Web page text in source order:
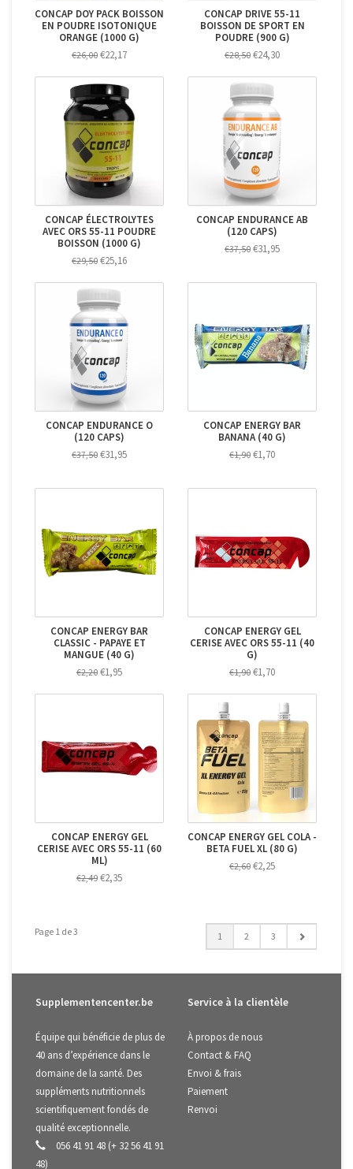
CONCAP DOY PACK BOISSON
EN POUDRE ISOTONIQUE
ORANGE (1000 G)
€26,00 €22,17
CONCAP DRIVE 55-11
BOISSON DE SPORT EN
POUDRE (900 G)
€28,50 €24,30
CONCAP ÉLECTROLYTES
AVEC ORS 55-11 POUDRE
BOISSON (1000 G)
€29,50 €25,16
CONCAP ENDURANCE AB
(120 CAPS)
€37,50 €31,95
CONCAP ENDURANCE O
(120 CAPS)
€37,50 €31,95
CONCAP ENERGY BAR
BANANA (40 G)
€1,90 €1,70
CONCAP ENERGY BAR
CLASSIC - PAPAYE ET
MANGUE (40 G)
€2,20 €1,95
CONCAP ENERGY GEL
CERISE AVEC ORS 55-11 (40
G)
€1,90 €1,70
CONCAP ENERGY GEL
CERISE AVEC ORS 55-11 (60
ML)
€2,49 €2,35
CONCAP ENERGY GEL COLA -
BETA FUEL XL (80 G)
€2,60 €2,25
Page 1 de 3 1 2 3
Supplementencenter.be
Équipe qui bénéficie de plus de
40 ans d’expérience dans le
domaine de la santé. Des
suppléments nutritionnels
scientifiquement fondés de
qualité exceptionnelle.
056 41 91 48 (+ 32 56 41 91
48)
Service à la clientèle
À propos de nous
Contact & FAQ
Envoi & frais
Paiement
Renvoi